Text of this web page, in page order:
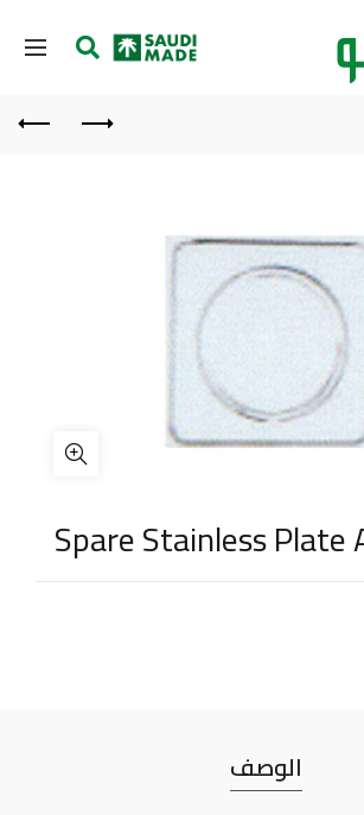
Spare Stainless Plate
الوصف